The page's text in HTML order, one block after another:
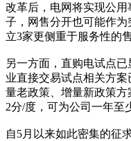
改革后，电网将实现公
子，网售分开也可能作为
立3家更侧重于服务性的售电
另一方面，直购电试点
业直接交易试点相关方案
量老政策、增量新政策方
2分/度，可为公司一年至
自5月以来如此密集的征